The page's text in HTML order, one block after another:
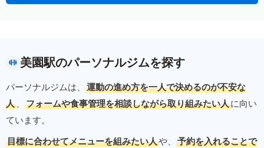
美園駅のパーソナルジムを探す
パーソナルジムは、
運動の進め方を一人で決めるのが不安な
人 、 フォームや食事管理を相談しながら取り組みたい人に向い
ています。
目標に合わせてメニューを組みたい人や、
予約を入れることで